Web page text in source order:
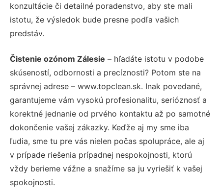
konzultácie či detailné poradenstvo, aby ste mali
istotu, že výsledok bude presne podľa vašich
predstáv.
Čistenie ozónom Zálesie – hľadáte istotu v podobe
skúseností, odbornosti a precíznosti? Potom ste na
správnej adrese – www.topclean.sk. Inak povedané,
garantujeme vám vysokú profesionalitu, serióznosť a
korektné jednanie od prvého kontaktu až po samotné
dokončenie vašej zákazky. Keďže aj my sme iba
ľudia, sme tu pre vás nielen počas spolupráce, ale aj
v prípade riešenia prípadnej nespokojnosti, ktorú
vždy berieme vážne a snažíme sa ju vyriešiť k vašej
spokojnosti.